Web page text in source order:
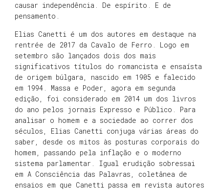
causar independência. De espírito. E de
pensamento.
Elias Canetti é um dos autores em destaque na
rentrée de 2017 da Cavalo de Ferro. Logo em
setembro são lançados dois dos mais
significativos títulos do romancista e ensaísta
de origem búlgara, nascido em 1905 e falecido
em 1994. Massa e Poder, agora em segunda
edição, foi considerado em 2014 um dos livros
do ano pelos jornais Expresso e Público. Para
analisar o homem e a sociedade ao correr dos
séculos, Elias Canetti conjuga várias áreas do
saber, desde os mitos às posturas corporais do
homem, passando pela inflação e o moderno
sistema parlamentar. Igual erudição sobressai
em A Consciência das Palavras, coletânea de
ensaios em que Canetti passa em revista autores